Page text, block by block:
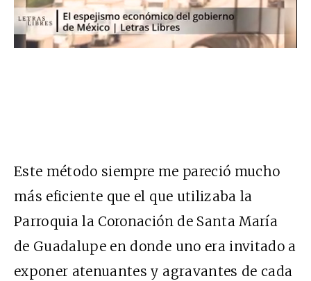
Este método siempre me pareció mucho
más eficiente que el que utilizaba la
Parroquia la Coronación de Santa María
de Guadalupe en donde uno era invitado a
exponer atenuantes y agravantes de cada